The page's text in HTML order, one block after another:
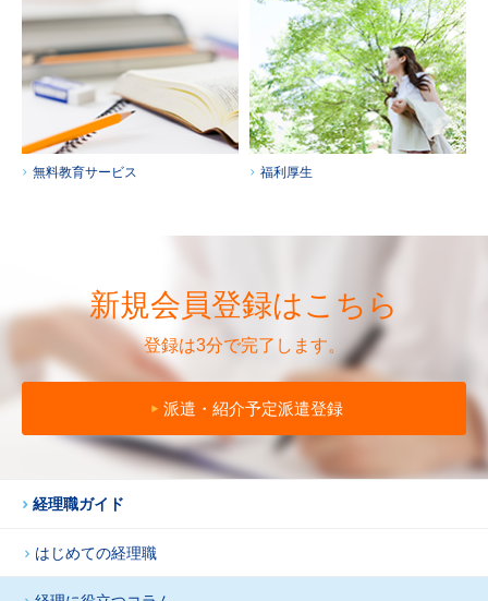
無料教育サービス 福利厚生
新規会員登録はこちら
登録は3分で完了します。
派遣・紹介予定派遣登録
経理職ガイド
はじめての経理職